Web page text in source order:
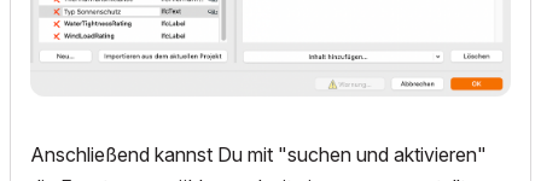
Anschließend kannst Du mit "suchen und aktivieren"